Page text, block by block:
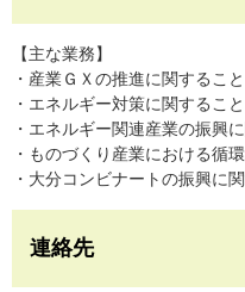
【主な業務】
・産業ＧＸの推進に関すること
・エネルギー対策に関すること
・エネルギー関連産業の振興
・ものづくり産業における循
・大分コンビナートの振興に
連絡先